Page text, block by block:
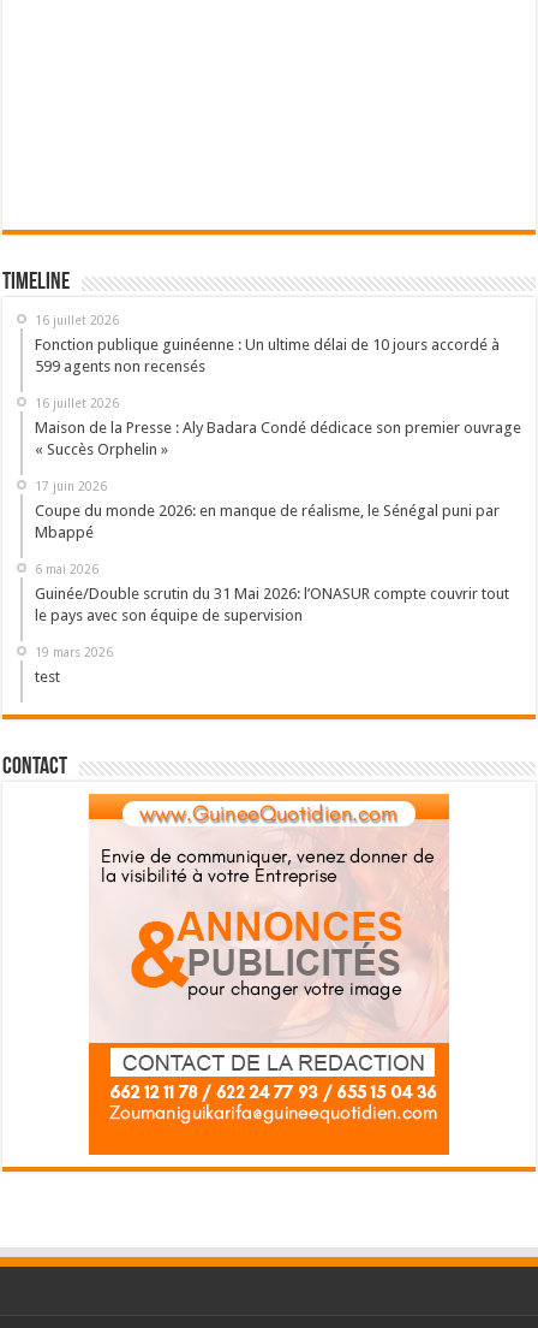
Timeline
16 juillet 2026
Fonction publique guinéenne : Un ultime délai de 10 jours accordé à
599 agents non recensés
16 juillet 2026
Maison de la Presse : Aly Badara Condé dédicace son premier ouvrage
« Succès Orphelin »
17 juin 2026
Coupe du monde 2026: en manque de réalisme, le Sénégal puni par
Mbappé
6 mai 2026
Guinée/Double scrutin du 31 Mai 2026: l’ONASUR compte couvrir tout
le pays avec son équipe de supervision
19 mars 2026
test
Contact